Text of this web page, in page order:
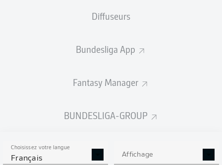
Diffuseurs
Bundesliga App
Fantasy Manager
BUNDESLIGA-GROUP
Choisissez votre langue
Français Affichage
0